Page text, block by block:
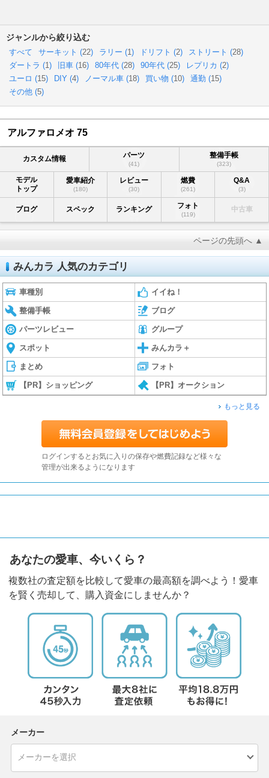
ジャンルから絞り込む
すべて サーキット (22) ラリー (1) ドリフト (2) ストリート (28)
ダートラ (1) 旧車 (16) 80年代 (28) 90年代 (25) レプリカ (2)
ユーロ (15) DIY (4) ノーマル車 (18) 買い物 (10) 通勤 (15)
その他 (5)
アルファロメオ 75
カスタム情報 パーツ
(41)
整備手帳
(323)
モデル
トップ
愛車紹介
(180)
レビュー
(30)
燃費
(261)
Q&A
(3)
ブログ スペック ランキング フォト
(119)
中古車
ページの先頭へ ▲
みんカラ 人気のカテゴリ
車種別 イイね！
整備手帳 ブログ
パーツレビュー グループ
スポット みんカラ＋
まとめ フォト
【PR】ショッピング 【PR】オークション
もっと見る
ログインするとお気に入りの保存や燃費記録など様々な
管理が出来るようになります
あなたの愛車、今いくら？
複数社の査定額を比較して愛車の最高額を調べよう！愛車
を賢く売却して、購入資金にしませんか？
メーカー